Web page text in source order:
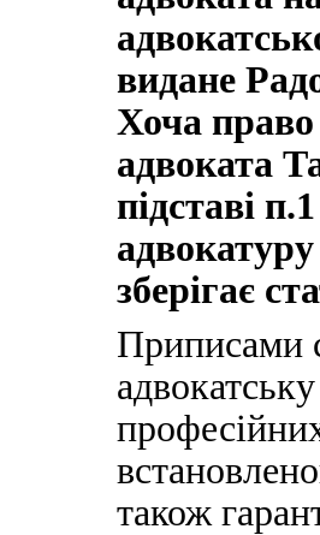
видане
Хоча право
адвоката
підставі
зберігає
Приписами
також